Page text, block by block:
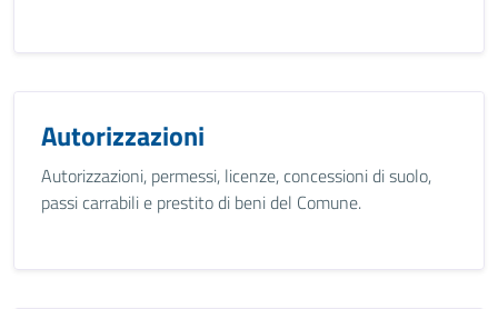
Autorizzazioni
Autorizzazioni, permessi, licenze, concessioni di suolo,
passi carrabili e prestito di beni del Comune.